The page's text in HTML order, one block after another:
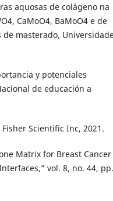
aquosas de colágeno na
CaMoO4, BaMoO4 e de
masterado,
y potenciales
de educación a
Scientific Inc, 2021.
Matrix for Breast Cancer
vol. 8, no. 44, pp.